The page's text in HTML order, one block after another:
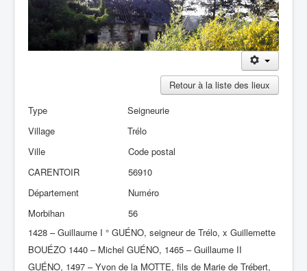
14e au 18e siècle
Sources
Contactez-nous
A propos
Retour à la liste des lieux
Type
Seigneurie
Village
Trélo
Ville
CARENTOIR
Code postal
56910
Département
Morbihan
Numéro
56
1428 – Guillaume I ° GUÉNO, seigneur de Trélo, x Guillemette
BOUÉZO 1440 – Michel GUÉNO, 1465 – Guillaume II
GUÉNO, 1497 – Yvon de la MOTTE, fils de Marie de Trébert,